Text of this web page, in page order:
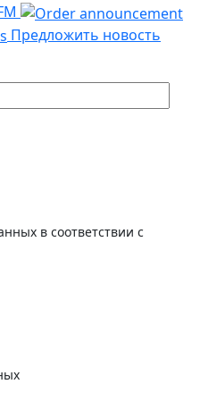
Предложить новость
в соответствии с